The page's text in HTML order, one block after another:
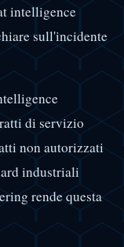
intelligence
sull'incidente
di servizio
non autorizzati
industriali
rende questa